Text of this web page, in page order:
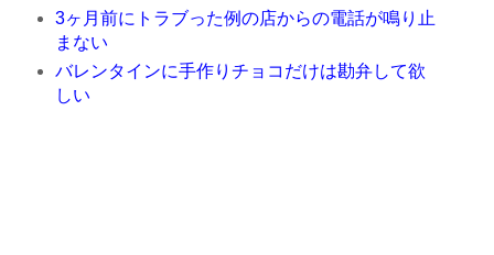
3ヶ月前にトラブった例の店からの電話が鳴り止
まない
バレンタインに手作りチョコだけは勘弁して欲
しい